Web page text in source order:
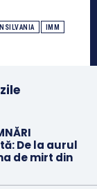
IMM
De la aurul
de mirt din